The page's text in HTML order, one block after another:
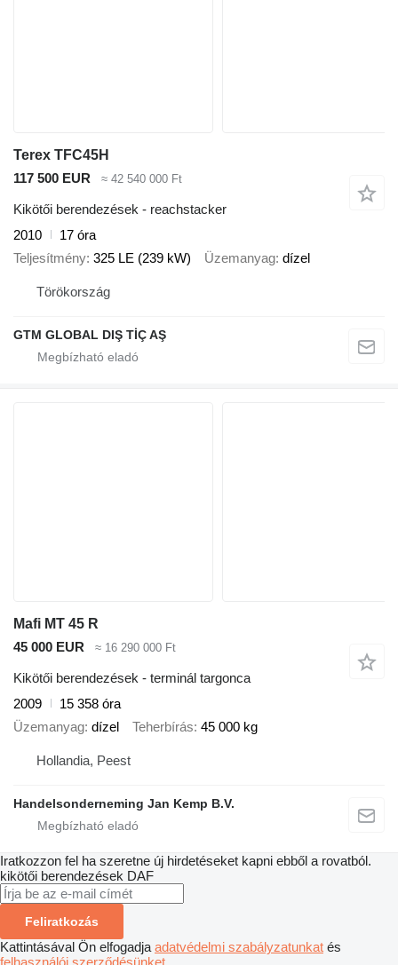
Terex TFC45H
117 500 EUR
≈ 42 540 000 Ft
Kikötői berendezések - reachstacker
2010
17 óra
Teljesítmény 325 LE (239 kW) Üzemanyag dízel
Törökország
GTM GLOBAL DIŞ TİÇ AŞ
Mafi MT 45 R
45 000 EUR
≈ 16 290 000 Ft
Kikötői berendezések - terminál targonca
2009
15 358 óra
Üzemanyag dízel Teherbírás 45 000 kg
Hollandia, Peest
Handelsonderneming Jan Kemp B.V.
Iratkozzon fel ha szeretne új hirdetéseket kapni ebből a rovatból.
kikötői berendezések DAF
Feliratkozás
Kattintásával Ön elfogadja adatvédelmi szabályzatunkat és
felhasználói szerződésünket